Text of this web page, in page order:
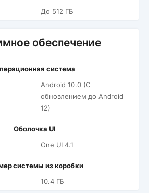
До 512 ГБ
обеспечение
система
Android 10.0 (С
обновлением до Android
12)
Оболочка UI
One UI 4.1
системы из коробки
10.4 ГБ